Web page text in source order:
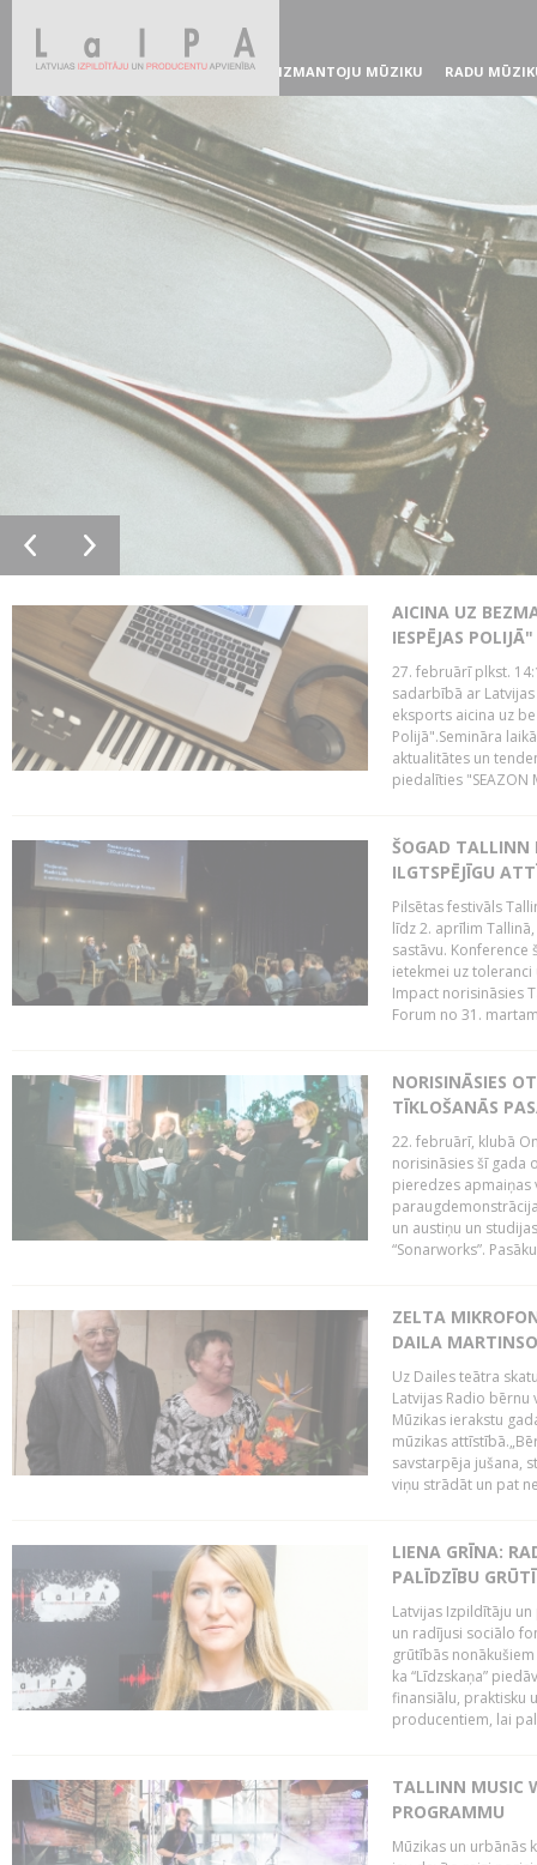
IZMANTOJU MŪZIKU RADU
AICINA UZ
IESPĒJAS POLIJĀ"
27. februārī plkst.
sadarbībā ar
eksports aicina uz
Polijā".Semināra
aktualitātes un
piedalīties "SEAZON
ŠOGAD TALLINN
ILGTSPĒJĪGU
Pilsētas festivāls
līdz 2. aprīlim
sastāvu.
ietekmei uz
Impact norisināsies
Forum no 31.
NORISINĀSIES
TĪKLOŠANĀS
22. februārī, klubā
norisināsies šī gada
pieredzes apmaiņas
un austiņu un
“Sonarworks”.
ZELTA
DAILA
Uz Dailes teātra
Latvijas Radio
Mūzikas ierakstu
mūzikas
savstarpēja jušana,
viņu strādāt un pat
LIENA GRĪNA:
PALĪDZĪBU
Latvijas Izpildītāju
un radījusi sociālo
grūtībās
ka “Līdzskaņa”
finansiālu, praktisku
producentiem, lai
TALLINN MUSIC
PROGRAMMU
Mūzikas un urbānās